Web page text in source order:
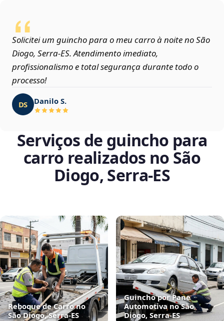
Solicitei um guincho para o meu carro à noite no São
Diogo, Serra‑ES. Atendimento imediato,
profissionalismo e total segurança durante todo o
processo!
DS Danilo S.
Serviços de guincho para
carro realizados no São
Diogo, Serra‑ES
Reboque de Carro no
São Diogo, Serra‑ES
Guincho por Pane
Automotiva no São
Diogo, Serra‑ES